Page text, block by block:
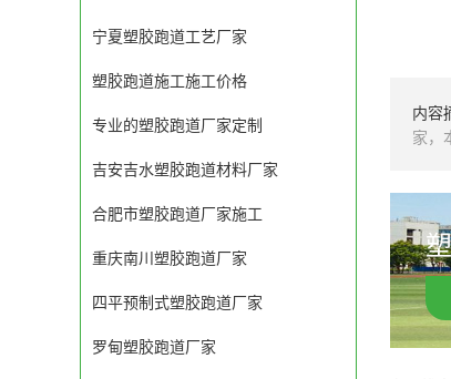
宁夏塑胶跑道工艺厂家
塑胶跑道施工施工价格
专业的塑胶跑道厂家定制
吉安吉水塑胶跑道材料厂家
合肥市塑胶跑道厂家施工
重庆南川塑胶跑道厂家
四平预制式塑胶跑道厂家
罗甸塑胶跑道厂家
内容
家